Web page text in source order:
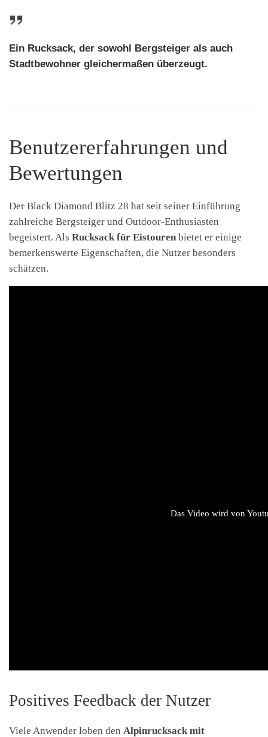
Ein Rucksack, der sowohl Bergsteiger als auch
Stadtbewohner gleichermaßen überzeugt.
Benutzererfahrungen und
Bewertungen
Der Black Diamond Blitz 28 hat seit seiner Einführung
zahlreiche Bergsteiger und Outdoor-Enthusiasten
begeistert. Als Rucksack für Eistouren bietet er einige
bemerkenswerte Eigenschaften, die Nutzer besonders
schätzen.
Das Video wird von
Positives Feedback der Nutzer
Viele Anwender loben den Alpinrucksack mit